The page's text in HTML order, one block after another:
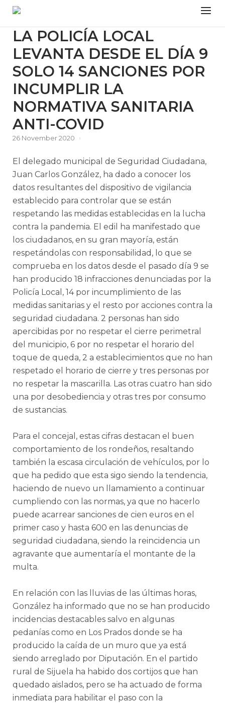
Skip
content
Menu
LA POLICÍA LOCAL
LEVANTA DESDE EL DÍA 9
SOLO 14 SANCIONES POR
INCUMPLIR LA
NORMATIVA SANITARIA
ANTI-COVID
26 November 2020
El delegado municipal de Seguridad Ciudadana,
Juan Carlos González, ha dado a conocer los
datos resultantes del dispositivo de vigilancia
establecido para controlar que se están
respetando las medidas establecidas en la lucha
contra la pandemia. El edil ha manifestado que
los ciudadanos, en su gran mayoría, están
respetándolas con responsabilidad, lo que se
comprueba en los datos desde el pasado día 9 se
han producido 18 infracciones denunciadas por la
Policía Local, 14 por incumplimiento de las
medidas sanitarias y el resto por acciones contra la
seguridad ciudadana. 2 personas han sido
apercibidas por no respetar el cierre perimetral
del municipio, 6 por no respetar el horario del
toque de queda, 2 a establecimientos que no han
respetado el horario de cierre y tres personas por
no respetar la mascarilla. Las otras cuatro han sido
una por desobediencia y otras tres por consumo
de sustancias.
Para el concejal, estas cifras destacan el buen
comportamiento de los rondeños, resaltando
también la escasa circulación de vehículos, por lo
que ha pedido que esta sigo siendo la tendencia,
haciendo de nuevo un llamamiento a continuar
cumpliendo con las normas, ya que no hacerlo
puede acarrear sanciones de cien euros en el
primer caso y hasta 600 en las denuncias de
seguridad ciudadana, siendo la reincidencia un
agravante que aumentaría el montante de la
multa.
En relación con las lluvias de las últimas horas,
González ha informado que no se han producido
incidencias destacables salvo en algunas
pedanías como en Los Prados donde se ha
producido la caída de un muro que ya está
siendo arreglado por Diputación. En el partido
rural de Sijuela ha habido dos cortijos que han
quedado aislados, pero se ha actuado de forma
inmediata para habilitar el paso con la